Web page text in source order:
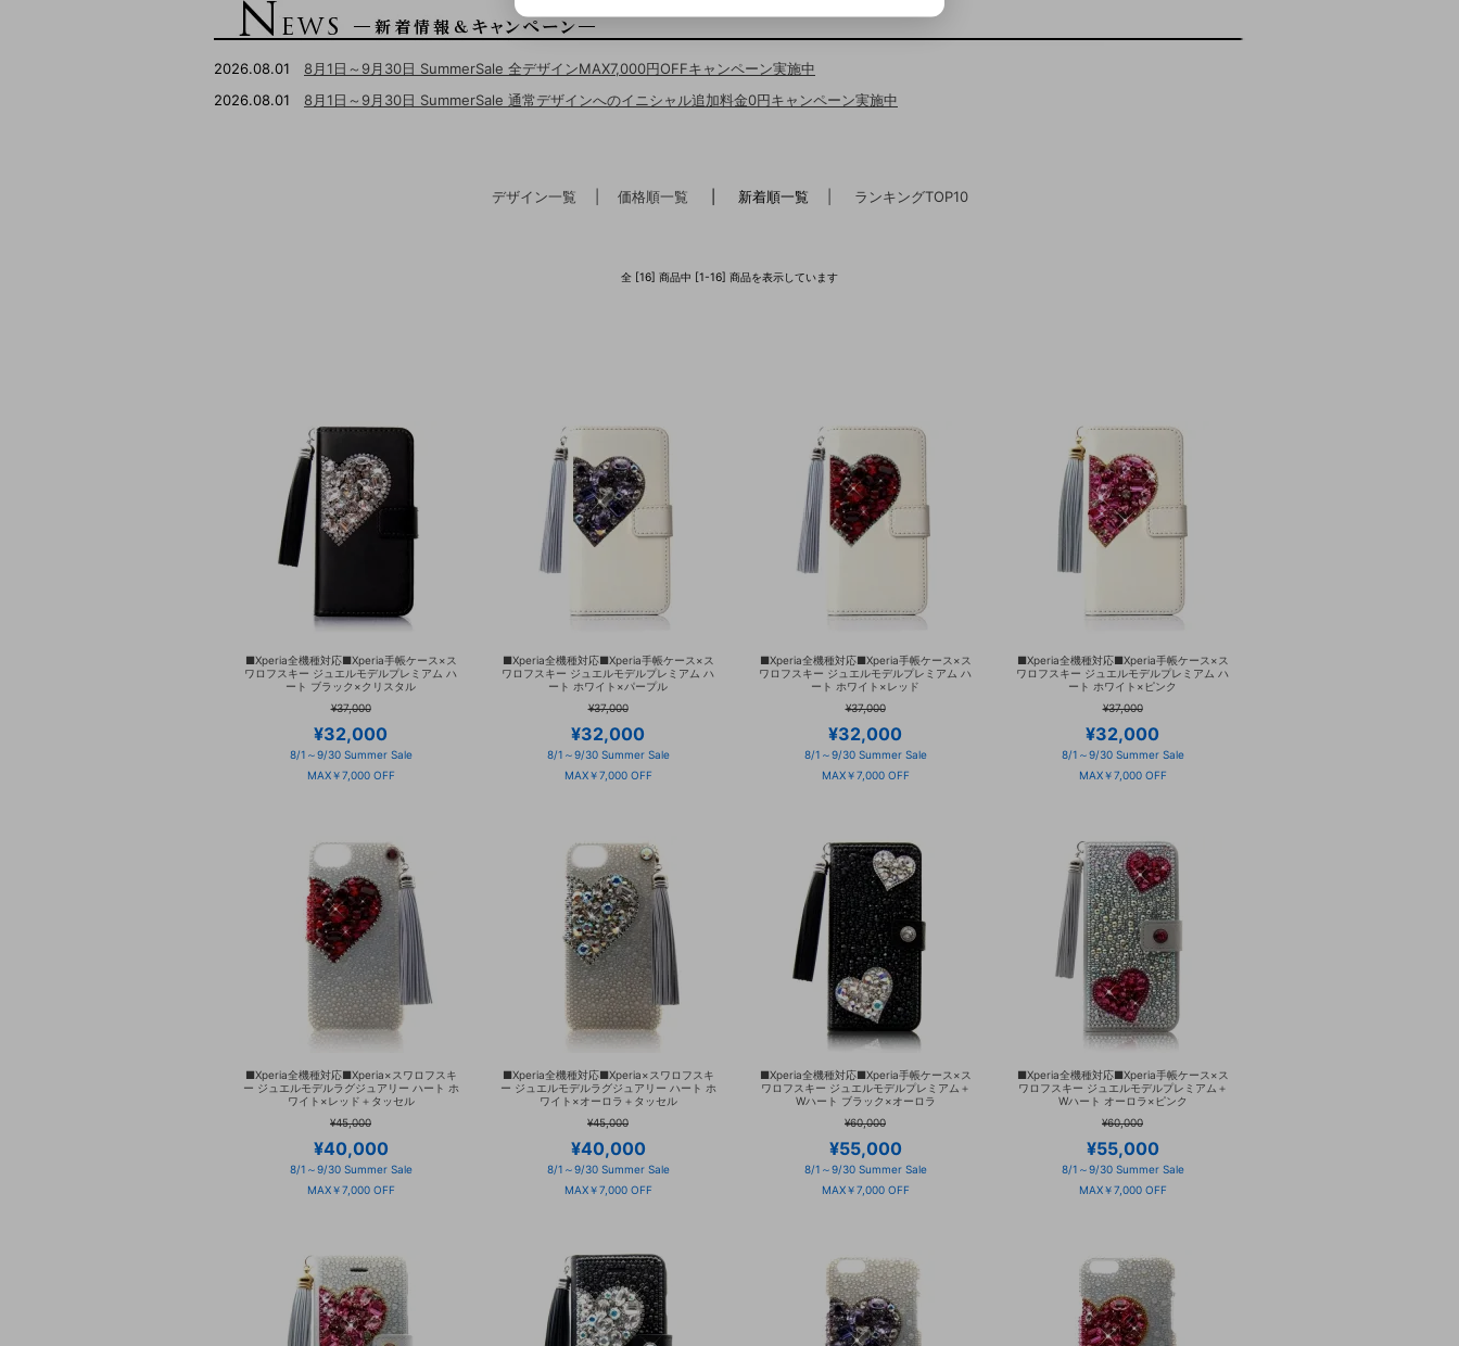
2026.08.01 8月1日～9月30日 SummerSale 全デザインMAX7,000円OFFキャンペーン実施中
2026.08.01 8月1日～9月30日 SummerSale 通常デザインへのイニシャル追加料金0円キャンペーン実施中
デザイン一覧 | 価格順一覧 | 新着順一覧 | ランキングTOP10
全 [16] 商品中 [1-16] 商品を表示しています
■Xperia全機種対応■Xperia手帳ケース×ス
ワロフスキー ジュエルモデルプレミアム ハ
ート ブラック×クリスタル
¥37,000
¥32,000
8/1～9/30 Summer Sale
MAX￥7,000 OFF
■Xperia全機種対応■Xperia手帳ケース×ス
ワロフスキー ジュエルモデルプレミアム ハ
ート ホワイト×パープル
¥37,000
¥32,000
8/1～9/30 Summer Sale
MAX￥7,000 OFF
■Xperia全機種対応■Xperia手帳ケース×ス
ワロフスキー ジュエルモデルプレミアム ハ
ート ホワイト×レッド
¥37,000
¥32,000
8/1～9/30 Summer Sale
MAX￥7,000 OFF
■Xperia全機種対応■Xperia手帳ケース×ス
ワロフスキー ジュエルモデルプレミアム ハ
ート ホワイト×ピンク
¥37,000
¥32,000
8/1～9/30 Summer Sale
MAX￥7,000 OFF
■Xperia全機種対応■Xperia×スワロフスキ
ー ジュエルモデルラグジュアリー ハート ホ
ワイト×レッド＋タッセル
¥45,000
¥40,000
8/1～9/30 Summer Sale
MAX￥7,000 OFF
■Xperia全機種対応■Xperia×スワロフスキ
ー ジュエルモデルラグジュアリー ハート ホ
ワイト×オーロラ＋タッセル
¥45,000
¥40,000
8/1～9/30 Summer Sale
MAX￥7,000 OFF
■Xperia全機種対応■Xperia手帳ケース×ス
ワロフスキー ジュエルモデルプレミアム＋
Wハート ブラック×オーロラ
¥60,000
¥55,000
8/1～9/30 Summer Sale
MAX￥7,000 OFF
■Xperia全機種対応■Xperia手帳ケース×ス
ワロフスキー ジュエルモデルプレミアム＋
Wハート オーロラ×ピンク
¥60,000
¥55,000
8/1～9/30 Summer Sale
MAX￥7,000 OFF